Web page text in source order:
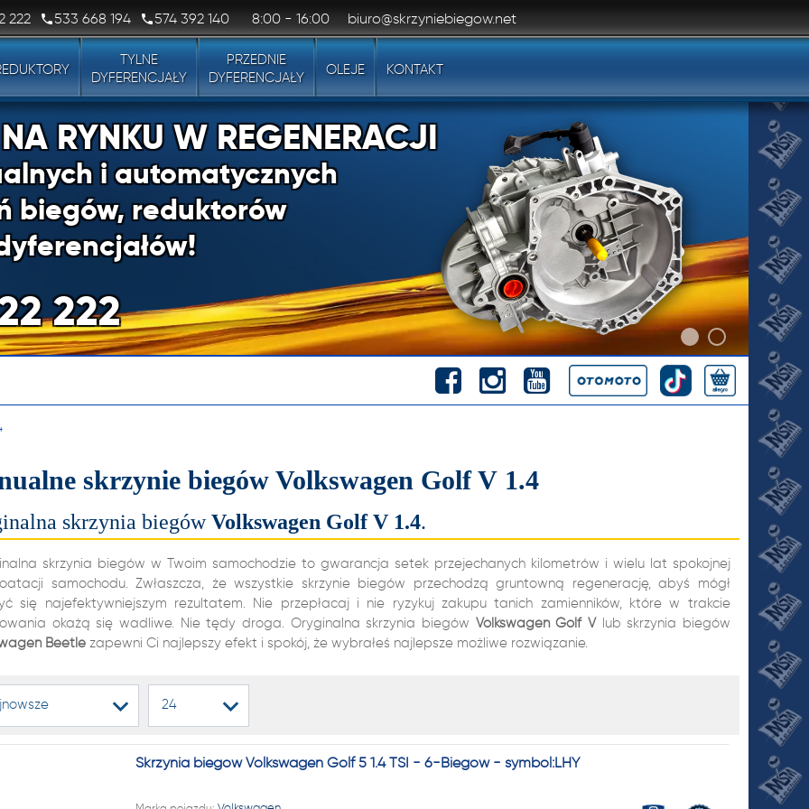
222 533 668 194 574 392 140 8:00 - 16:00 biuro@skrzyniebiegow.net
TYLNE
DYFERENCJAŁY
PRZEDNIE
DYFERENCJAŁY
OLEJE KONTAKT
222
RYNKU W REGENERACJI
i automatycznych
biegów, reduktorów
222
RYNKU W REGENERACJI
i automatycznych
biegów, reduktorów
RYNKU W REGENERACJI
i automatycznych
biegów, reduktorów
skrzynie biegów Volkswagen Golf V 1.4
skrzynia biegówVolkswagen Golf V 1.4.
skrzynia biegów w Twoim samochodzie to gwarancja setek przejechanych kilometrów i wielu lat spokojnej
samochodu. Zwłaszcza, że wszystkie skrzynie biegów przechodzą gruntowną regenerację, abyś mógł
się najefektywniejszym rezultatem. Nie przepłacaj i nie ryzykuj zakupu tanich zamienników, które w trakcie
okażą się wadliwe. Nie tędy droga. Oryginalna skrzynia biegów Volkswagen Golf Vlub skrzynia biegów
Beetle zapewni Ci najlepszy efekt i spokój, że wybrałeś najlepsze możliwe rozwiązanie.
24
Skrzynia biegów Volkswagen Golf 5 1.4 TSI - 6-Biegów - symbol:LHY